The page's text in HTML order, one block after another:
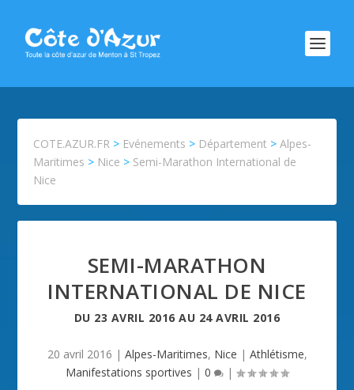
COTE.AZUR.FR > Evénements > Département >Alpes-
Maritimes > Nice > Semi-Marathon International de
Nice
SEMI-MARATHON
INTERNATIONAL DE NICE
DU 23 AVRIL 2016 AU 24 AVRIL 2016
20 avril 2016 | Alpes-Maritimes, Nice | Athlétisme,
Manifestations sportives | 0 |